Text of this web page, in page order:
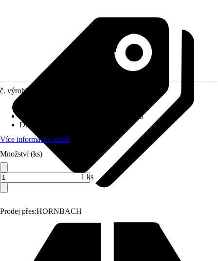
Prodej přes:HORNBACH
č. výrobku
Spojování, Sváření, Šroubování
Druh závitu
Více informací o zboží
Množství (ks)
1 ks